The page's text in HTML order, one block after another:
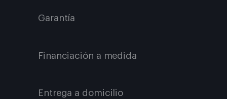
Garantía
Financiación a medida
Entrega a domicilio